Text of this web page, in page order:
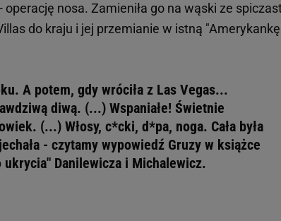
nosa. Zamieniła go na wąski ze
do kraju i jej przemianie w istną
A potem, gdy wróciła z Las Vegas...
diwą. (...) Wspaniałe! Świetnie
(...) Włosy, c*cki, d*pa, noga. Cała była
- czytamy wypowiedź Gruzy w książce
Danilewicza i Michalewicz.